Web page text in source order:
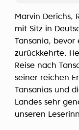
Marvin Derichs,
mit Sitz in
Tansania,
zurückkehrte.
Reise nach
seiner reichen
Tansanias und
Landes sehr
unseren